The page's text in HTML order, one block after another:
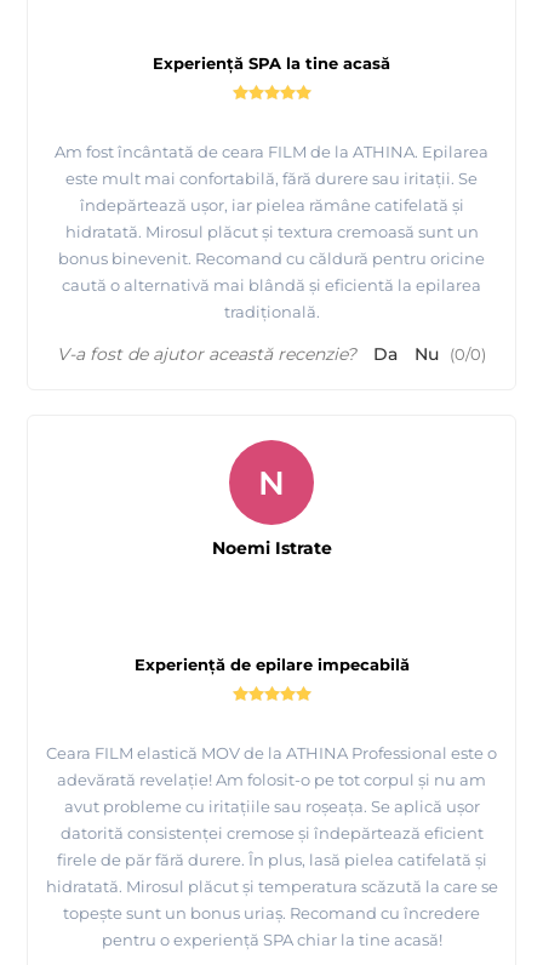
Experiență SPA la tine acasă
Am fost încântată de ceara FILM de la ATHINA. Epilarea
este mult mai confortabilă, fără durere sau iritații. Se
îndepărtează ușor, iar pielea rămâne catifelată și
hidratată. Mirosul plăcut și textura cremoasă sunt un
bonus binevenit. Recomand cu căldură pentru oricine
caută o alternativă mai blândă și eficientă la epilarea
tradițională.
V-a fost de ajutor această recenzie? Da Nu (0/0)
Experiență de epilare impecabilă
Ceara FILM elastică MOV de la ATHINA Professional este o
adevărată revelație! Am folosit-o pe tot corpul și nu am
avut probleme cu iritațiile sau roșeața. Se aplică ușor
datorită consistenței cremose și îndepărtează eficient
firele de păr fără durere. În plus, lasă pielea catifelată și
hidratată. Mirosul plăcut și temperatura scăzută la care se
topește sunt un bonus uriaș. Recomand cu încredere
pentru o experiență SPA chiar la tine acasă!
N
Noemi Istrate